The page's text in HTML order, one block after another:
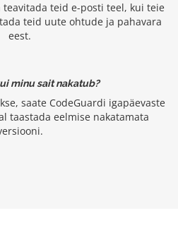
teavitada teid e-posti teel, kui teie
teid uute ohtude ja pahavara
eest.
minu sait nakatub?
saate CodeGuardi igapäevaste
taastada eelmise nakatamata